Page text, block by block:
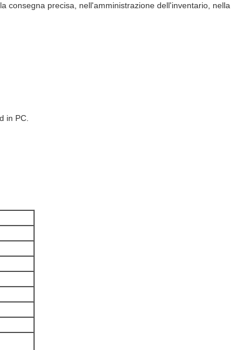
consegna precisa, nell'amministrazione dell'inventario, nella
in PC.